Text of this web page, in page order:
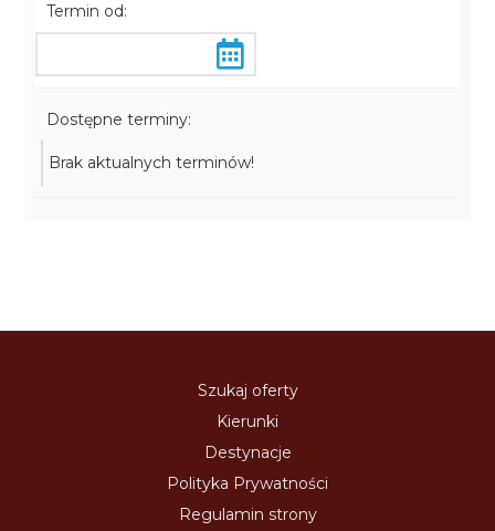
Termin od:
Dostępne terminy:
Brak aktualnych terminów!
Szukaj oferty
Kierunki
Destynacje
Polityka Prywatności
Regulamin strony